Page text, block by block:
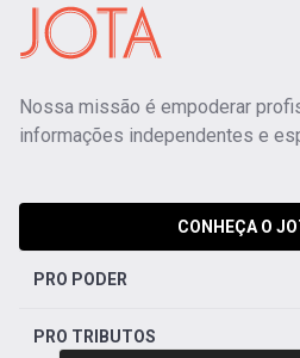
Nossa missão é empoderar
informações independentes e
CONHEÇA O
PRO PODER
PRO TRIBUTOS